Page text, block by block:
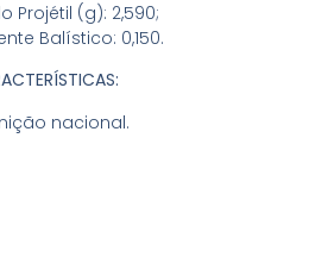
Projétil (g): 2,590;
Balístico: 0,150.
nacional.